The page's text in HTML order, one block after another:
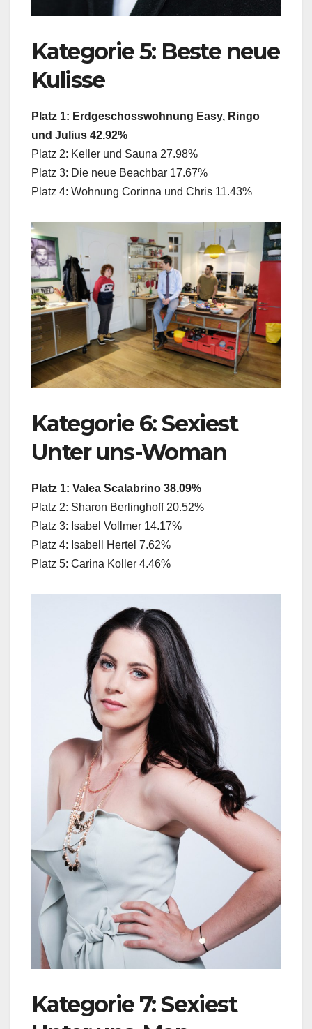
Kategorie 5: Beste neue
Kulisse
Platz 1: Erdgeschosswohnung Easy, Ringo
und Julius 42.92%
Platz 2: Keller und Sauna 27.98%
Platz 3: Die neue Beachbar 17.67%
Platz 4: Wohnung Corinna und Chris 11.43%
Kategorie 6: Sexiest
Unter uns-Woman
Platz 1: Valea Scalabrino 38.09%
Platz 2: Sharon Berlinghoff 20.52%
Platz 3: Isabel Vollmer 14.17%
Platz 4: Isabell Hertel 7.62%
Platz 5: Carina Koller 4.46%
Kategorie 7: Sexiest